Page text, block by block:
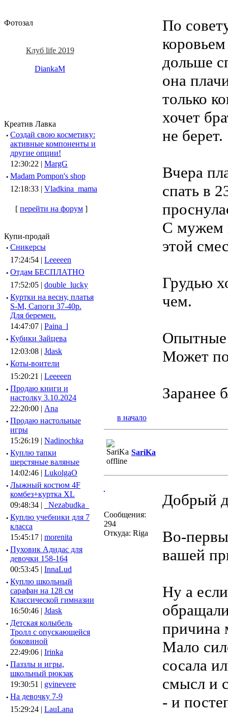
Фотозал
Клуб life 2019
DiankaM
Креатив Лавка
· Создай свою косметику:
активные компоненты и
другие опции!
12:30:22 | MargG
· Madam Pompon's shop
12:18:33 | Vladkina_mama
[ перейти на форум ]
Купи-продай
· Сникерсы
17:24:54 | Leeeeen
· Отдам БЕСПЛАТНО
17:52:05 | double_lucky
· Куртки на весну, платья
S-M, Сапоги 37-40р.
Для беремен.
14:47:07 | Paina_l
· Кубики Зайцева
12:03:08 | Jdask
· Коты-воители
15:20:21 | Leeeeen
· Продаю книги и
настолку 3.10.2024
22:20:00 | Ana
· Продаю настольные
игры
15:26:19 | Nadinochka
· Куплю тапки
шерстяные валяные
14:02:46 | LukolgaO
· Лыжный костюм 4F
комбез+куртка XL
09:48:34 |
_Nezabudka_
· Куплю учебники для 7
класса
15:45:17 | morenita
· Пуховик Адидас для
девочки 158-164
00:53:45 | InnaLud
· Куплю школьный
сарафан на 128 см
Классической гимназии
16:50:46 | Jdask
· Детская колыбель
Тролл с опускающейся
боковиной
22:49:06 | Irinka
· Паззлы и игры,
школьный рюкзак
19:30:51 | gvinevere
· Hа девочку 7-9
15:29:24 | LauLana
По
дольше
она
только
хочет
не берет.
Вчера
спать в
С мужем
этой
Грудью
чем.
Опытные
Может
Заранее
в начало
SariKa
Сообщения:
294
Откуда: Riga
Добрый
Во-
вашей
Ну а
причина
Мало
сосала
смысл и
- и